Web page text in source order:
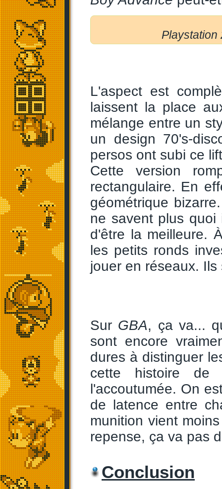
Playstation
L'aspect est
laissent la place
mélange entre un
un design 70's-
persos ont subi ce
Cette version
rectangulaire. En
géométrique
ne savent plus quoi
d'être la meilleure.
les petits ronds
jouer en réseaux.
Sur GBA, ça va...
sont encore
dures à distinguer
cette histoire de
l'accoutumée. On
de latence entre
munition vient
repense, ça va pas
Conclusion